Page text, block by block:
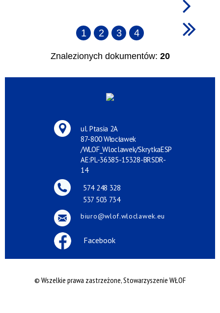
1 2 3 4
Znalezionych dokumentów: 20
ul. Ptasia 2A
87-800 Włocławek
/WLOF_Wloclawek/SkrytkaESP
AE:PL-36385-15328-BRSDR-
14
574 248 328
537 503 734
biuro@wlof.wloclawek.eu
Facebook
© Wszelkie prawa zastrzeżone, Stowarzyszenie WŁOF